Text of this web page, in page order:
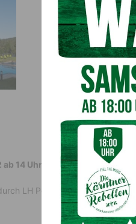
14 Uhr
LH Peter Kaiser und LAbg.